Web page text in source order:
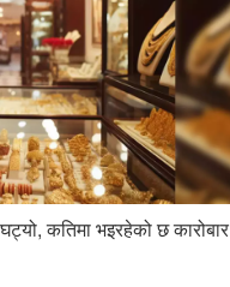
कतिमा भइरहेको छ कारोबार